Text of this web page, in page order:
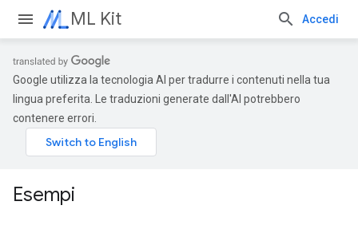
ML Kit Accedi
Google utilizza la tecnologia AI per tradurre i contenuti nella tua
lingua preferita. Le traduzioni generate dall'AI potrebbero
contenere errori.
Esempi